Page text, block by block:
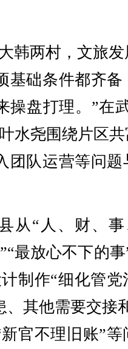
韩两村，文旅
基础条件都齐
操盘打理。”在
水尧围绕片区
团队运营等问
从“人、财、
最放心不下的
制作“细化管
、其他需要交接
官不理旧账”